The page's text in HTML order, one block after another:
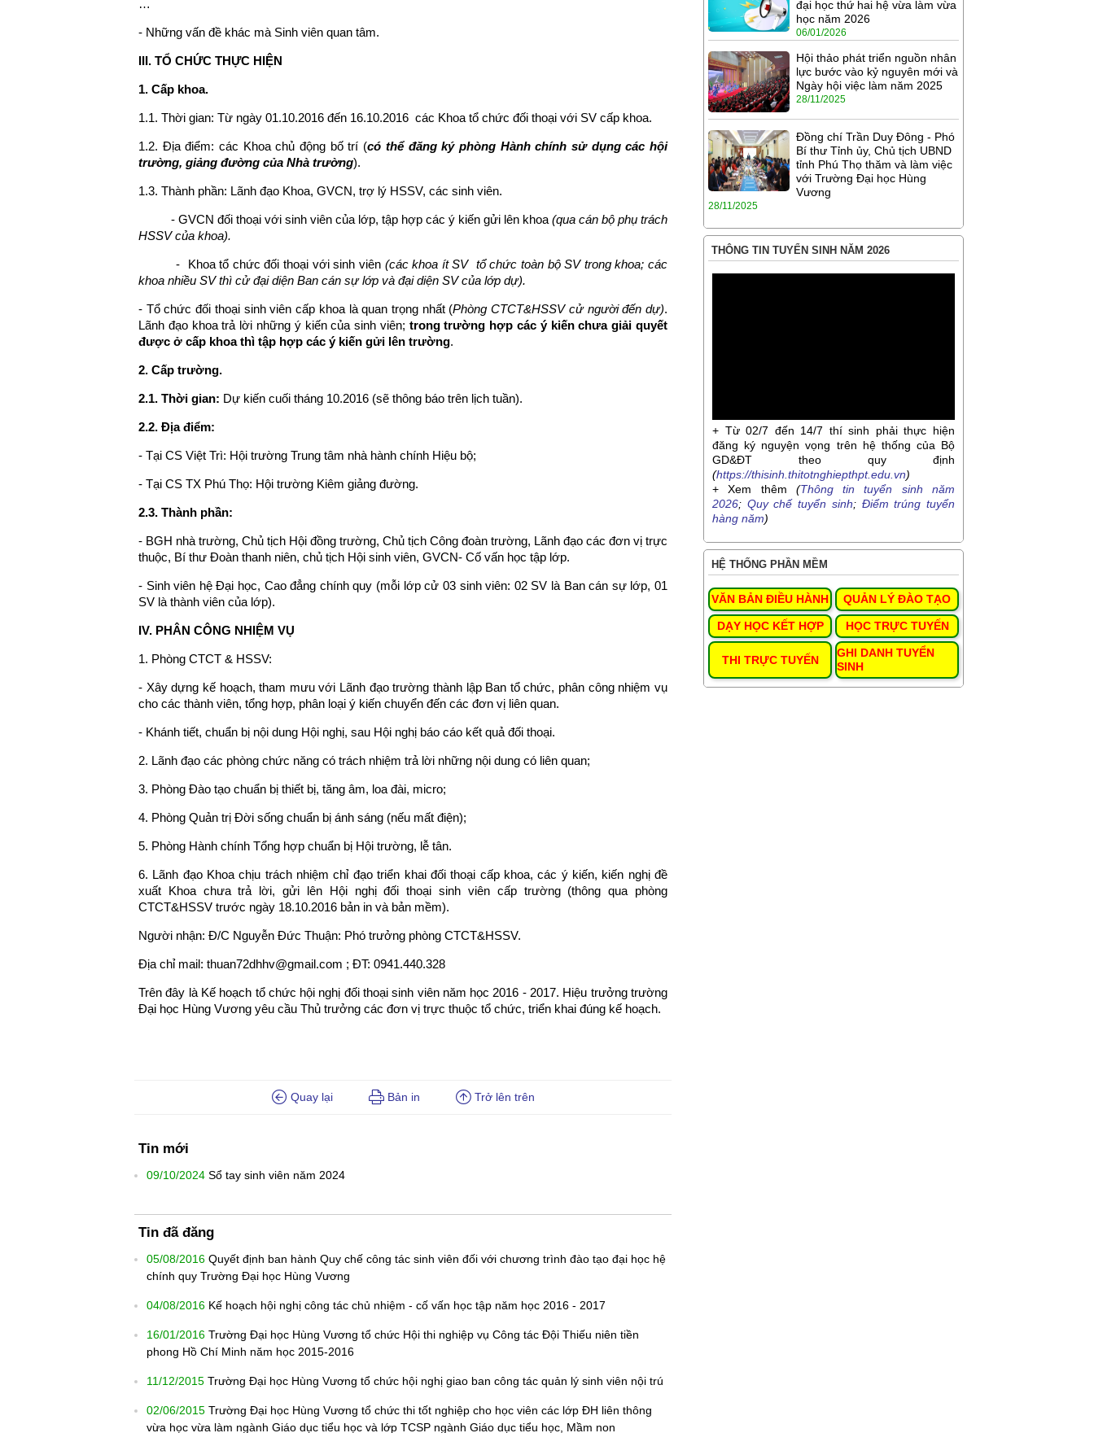
…
- Những vấn đề khác mà Sinh viên quan tâm.
III. TỔ CHỨC THỰC HIỆN
1. Cấp khoa.
1.1. Thời gian: Từ ngày 01.10.2016 đến 16.10.2016 các Khoa tổ chức đối thoại với SV cấp khoa.
1.2. Địa điểm: các Khoa chủ động bố trí (có thể đăng ký phòng Hành chính sử dụng các hội
trường, giảng đường của Nhà trường).
1.3. Thành phần: Lãnh đạo Khoa, GVCN, trợ lý HSSV, các sinh viên.
- GVCN đối thoại với sinh viên của lớp, tập hợp các ý kiến gửi lên khoa(qua cán bộ phụ trách
HSSV của khoa).
- Khoa tổ chức đối thoại với sinh viên (các khoa ít SV tổ chức toàn bộ SV trong khoa; các
khoa nhiều SV thì cử đại diện Ban cán sự lớp và đại diện SV của lớp dự).
- Tổ chức đối thoại sinh viên cấp khoa là quan trọng nhất (Phòng CTCT&HSSV cử người đến dự).
Lãnh đạo khoa trả lời những ý kiến của sinh viên; trong trường hợp các ý kiến chưa giải quyết
được ở cấp khoa thì tập hợp các ý kiến gửi lên trường.
2. Cấp trường.
2.1. Thời gian: Dự kiến cuối tháng 10.2016 (sẽ thông báo trên lịch tuần).
2.2. Địa điểm:
- Tại CS Việt Trì: Hội trường Trung tâm nhà hành chính Hiệu bộ;
- Tại CS TX Phú Thọ: Hội trường Kiêm giảng đường.
2.3. Thành phần:
- BGH nhà trường, Chủ tịch Hội đồng trường, Chủ tịch Công đoàn trường, Lãnh đạo các đơn vị trực
thuộc, Bí thư Đoàn thanh niên, chủ tịch Hội sinh viên, GVCN- Cố vấn học tập lớp.
- Sinh viên hệ Đại học, Cao đẳng chính quy (mỗi lớp cử 03 sinh viên: 02 SV là Ban cán sự lớp, 01
SV là thành viên của lớp).
IV. PHÂN CÔNG NHIỆM VỤ
1. Phòng CTCT & HSSV:
- Xây dựng kế hoạch, tham mưu với Lãnh đạo trường thành lập Ban tổ chức, phân công nhiệm vụ
cho các thành viên, tổng hợp, phân loại ý kiến chuyển đến các đơn vị liên quan.
- Khánh tiết, chuẩn bị nội dung Hội nghị, sau Hội nghị báo cáo kết quả đối thoại.
2. Lãnh đạo các phòng chức năng có trách nhiệm trả lời những nội dung có liên quan;
3. Phòng Đào tạo chuẩn bị thiết bị, tăng âm, loa đài, micro;
4. Phòng Quản trị Đời sống chuẩn bị ánh sáng (nếu mất điện);
5. Phòng Hành chính Tổng hợp chuẩn bị Hội trường, lễ tân.
6. Lãnh đạo Khoa chịu trách nhiệm chỉ đạo triển khai đối thoại cấp khoa, các ý kiến, kiến nghị đề
xuất Khoa chưa trả lời, gửi lên Hội nghị đối thoại sinh viên cấp trường (thông qua phòng
CTCT&HSSV trước ngày 18.10.2016 bản in và bản mềm).
Người nhận: Đ/C Nguyễn Đức Thuận: Phó trưởng phòng CTCT&HSSV.
Địa chỉ mail: thuan72dhhv@gmail.com ; ĐT: 0941.440.328
Trên đây là Kế hoạch tổ chức hội nghị đối thoại sinh viên năm học 2016 - 2017. Hiệu trưởng trường
Đại học Hùng Vương yêu cầu Thủ trưởng các đơn vị trực thuộc tổ chức, triển khai đúng kế hoạch.
Quay lại Bản in Trở lên trên
Tin mới
09/10/2024 Sổ tay sinh viên năm 2024
Tin đã đăng
05/08/2016 Quyết định ban hành Quy chế công tác sinh viên đối với chương trình đào tạo đại học hệ
chính quy Trường Đại học Hùng Vương
04/08/2016 Kế hoạch hội nghị công tác chủ nhiệm - cố vấn học tập năm học 2016 - 2017
16/01/2016 Trường Đại học Hùng Vương tổ chức Hội thi nghiệp vụ Công tác Đội Thiếu niên tiền
phong Hồ Chí Minh năm học 2015-2016
11/12/2015 Trường Đại học Hùng Vương tổ chức hội nghị giao ban công tác quản lý sinh viên nội trú
02/06/2015 Trường Đại học Hùng Vương tổ chức thi tốt nghiệp cho học viên các lớp ĐH liên thông
vừa học vừa làm ngành Giáo dục tiểu học và lớp TCSP ngành Giáo dục tiểu học, Mầm non
đại học thứ hai hệ vừa làm vừa
học năm 2026
06/01/2026
Hội thảo phát triển nguồn nhân
lực bước vào kỷ nguyên mới và
Ngày hội việc làm năm 2025
28/11/2025
Đồng chí Trần Duy Đông - Phó
Bí thư Tỉnh ủy, Chủ tịch UBND
tỉnh Phú Thọ thăm và làm việc
với Trường Đại học Hùng
Vương
28/11/2025
THÔNG TIN TUYỂN SINH NĂM 2026
+ Từ 02/7 đến 14/7 thí sinh phải thực hiện
đăng ký nguyện vọng trên hệ thống của Bộ
GD&ĐT theo quy định
(https://thisinh.thitotnghiepthpt.edu.vn)
+ Xem thêm (Thông tin tuyển sinh năm
2026; Quy chế tuyển sinh; Điểm trúng tuyển
hàng năm)
HỆ THỐNG PHẦN MỀM
VĂN BẢN ĐIỀU HÀNH QUẢN LÝ ĐÀO TẠO
DẠY HỌC KẾT HỢP HỌC TRỰC TUYẾN
THI TRỰC TUYẾN
GHI DANH TUYỂN
SINH